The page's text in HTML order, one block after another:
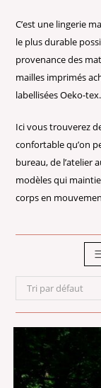
C’est une lingerie
le plus durable
provenance des
mailles imprimés
labellisées Oeko-tex.
Ici vous trouverez
confortablequ’on
bureau, de l’atelier
modèlesqui
corps en
Tri par défaut